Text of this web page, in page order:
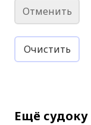
Отменить
Очистить
Ещё судоку